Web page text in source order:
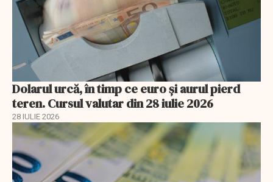
Dolarul urcă, în timp ce euro și aurul pierd
teren. Cursul valutar din 28 iulie 2026
28 IULIE 2026